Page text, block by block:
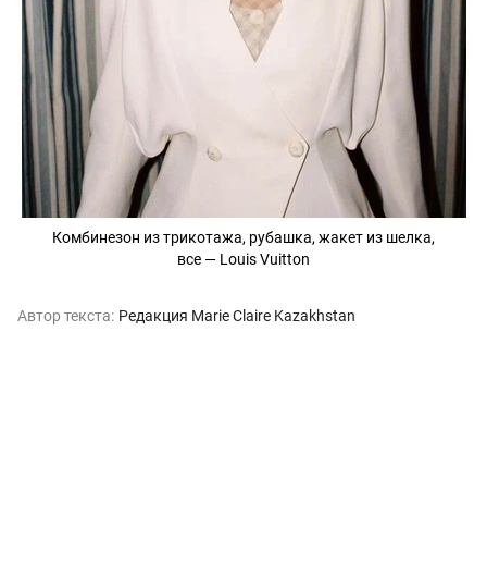
Комбинезон из трикотажа, рубашка, жакет из шелка,
все — Louis Vuitton
Автор текста: Редакция Marie Claire Kazakhstan